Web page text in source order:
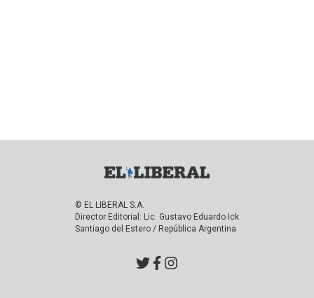
© EL LIBERAL S.A.
Director Editorial: Lic. Gustavo Eduardo Ick
Santiago del Estero / República Argentina